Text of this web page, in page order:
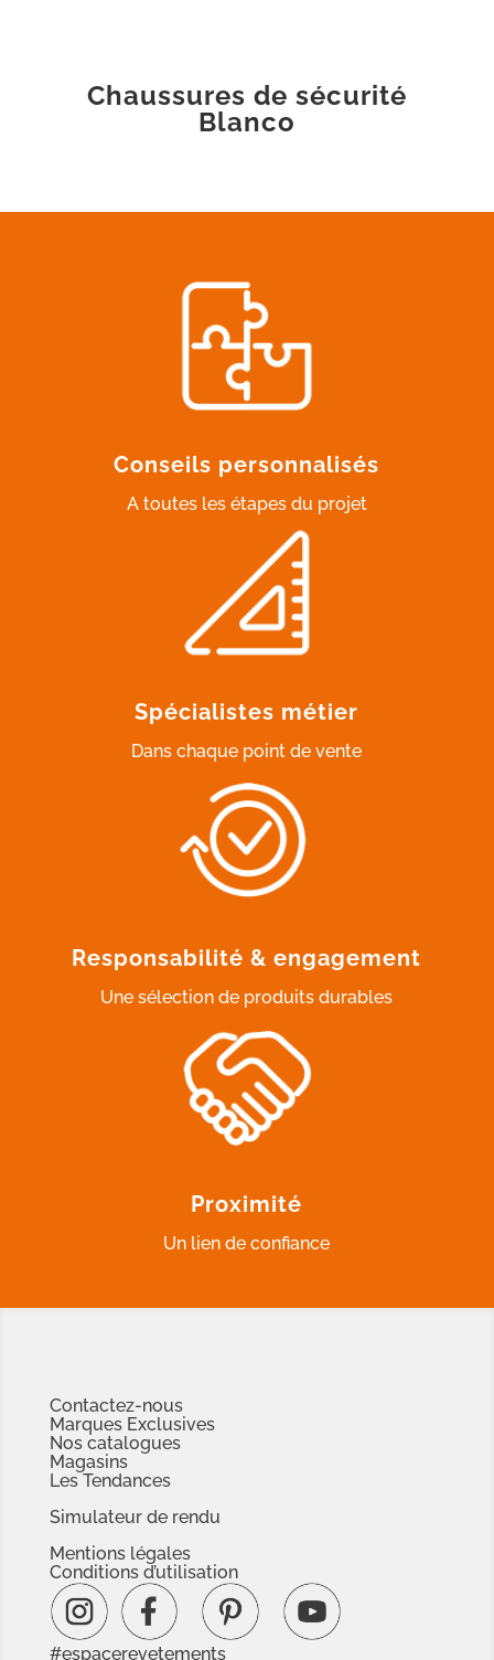
Chaussures de sécurité
Blanco
Conseils personnalisés
A toutes les étapes du projet
Spécialistes métier
Dans chaque point de vente
Responsabilité & engagement
Une sélection de produits durables
Proximité
Un lien de confiance
Contactez-nous
Marques Exclusives
Nos catalogues
Magasins
Les Tendances
Simulateur de rendu
Mentions légales
Conditions d’utilisation
#espacerevetements